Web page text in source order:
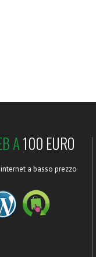
A100 EURO
a basso prezzo